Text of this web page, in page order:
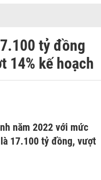
tỷ đồng
14% kế hoạch
năm 2022 với mức
17.100 tỷ đồng, vượt